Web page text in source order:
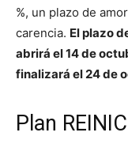
%, un plazo de
carencia. El plazo
abrirá el 14 de
finalizará el 24 de
Plan